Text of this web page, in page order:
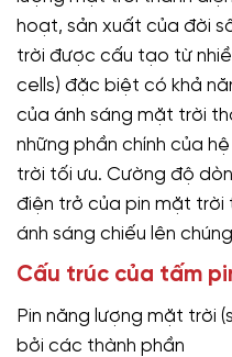
hoạt, sản xuất của đời
trời được cấu tạo từ
cells) đặc biệt có khả
của ánh sáng mặt trời
những phần chính của
trời tối ưu. Cường độ
điện trở của pin mặt trời
ánh sáng chiếu lên
Cấu trúc của tấm
Pin năng lượng mặt trời
bởi các thành phần